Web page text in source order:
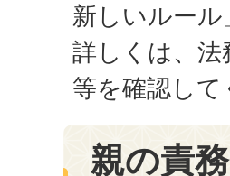
新しいルール
詳しくは、
等を確認して
親の責